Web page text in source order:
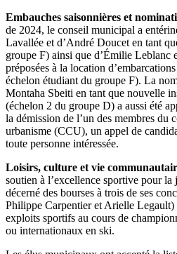
Embauches saisonnières et
de 2024, le conseil municipal a
Lavallée et d’André Doucet en tant
groupe F) ainsi que d’Émilie Leblanc
préposées à la location
échelon étudiant du groupe F). La
Montaha Sbeiti en tant que nouvelle
(échelon 2 du groupe D) a aussi été
la démission de l’un des membres du
urbanisme (CCU), un appel de
toute personne intéressée.
Loisirs, culture et vie
soutien à l’excellence sportive pour
décerné des bourses à trois de ses
Philippe Carpentier et Arielle
exploits sportifs au cours de
ou internationaux en ski.